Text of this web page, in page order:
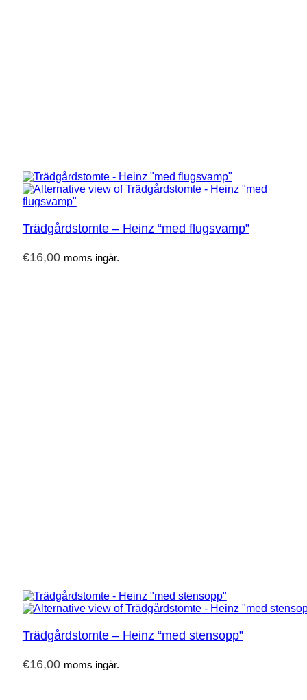
Trädgårdstomte – Heinz “med flugsvamp”
€16,00 moms ingår.
Trädgårdstomte – Heinz “med stensopp”
€16,00 moms ingår.